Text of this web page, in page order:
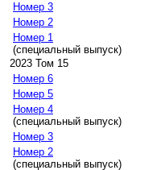
Номер 3
Номер 2
Номер 1
(специальный выпуск)
2023 Том 15
Номер 6
Номер 5
Номер 4
(специальный выпуск)
Номер 3
Номер 2
(специальный выпуск)